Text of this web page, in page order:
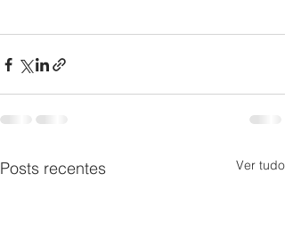
Posts recentes Ver tudo